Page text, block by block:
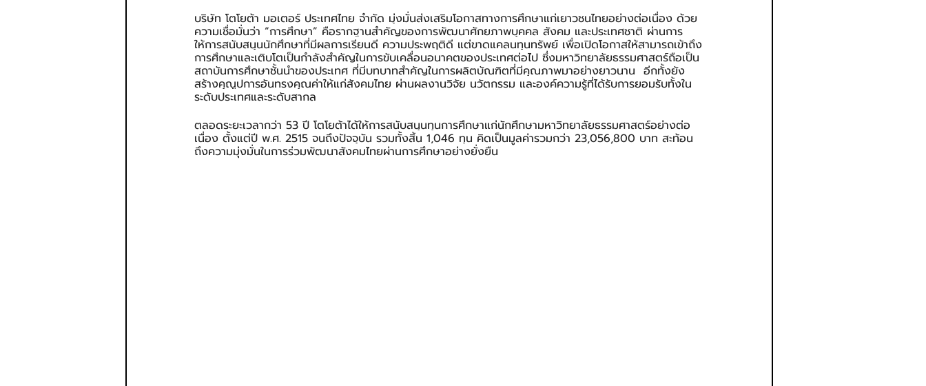
บริษัท โตโยต้า มอเตอร์ ประเทศไทย จำกัด มุ่งมั่นส่งเสริมโอกาสทางการศึกษาแก่เยาวชนไทยอย่างต่อเนื่อง ด้วย
ความเชื่อมั่นว่า “การศึกษา” คือรากฐานสำคัญของการพัฒนาศักยภาพบุคคล สังคม และประเทศชาติ ผ่านการ
ให้การสนับสนุนนักศึกษาที่มีผลการเรียนดี ความประพฤติดี แต่ขาดแคลนทุนทรัพย์ เพื่อเปิดโอกาสให้สามารถเข้าถึง
การศึกษาและเติบโตเป็นกำลังสำคัญในการขับเคลื่อนอนาคตของประเทศต่อไป ซึ่งมหาวิทยาลัยธรรมศาสตร์ถือเป็น
สถาบันการศึกษาชั้นนำของประเทศ ที่มีบทบาทสำคัญในการผลิตบัณฑิตที่มีคุณภาพมาอย่างยาวนาน  อีกทั้งยัง
สร้างคุณูปการอันทรงคุณค่าให้แก่สังคมไทย ผ่านผลงานวิจัย นวัตกรรม และองค์ความรู้ที่ได้รับการยอมรับทั้งใน
ระดับประเทศและระดับสากล
ตลอดระยะเวลากว่า 53 ปี โตโยต้าได้ให้การสนับสนุนทุนการศึกษาแก่นักศึกษามหาวิทยาลัยธรรมศาสตร์อย่างต่อ
เนื่อง ตั้งแต่ปี พ.ศ. 2515 จนถึงปัจจุบัน รวมทั้งสิ้น 1,046 ทุน คิดเป็นมูลค่ารวมกว่า 23,056,800 บาท สะท้อน
ถึงความมุ่งมั่นในการร่วมพัฒนาสังคมไทยผ่านการศึกษาอย่างยั่งยืน